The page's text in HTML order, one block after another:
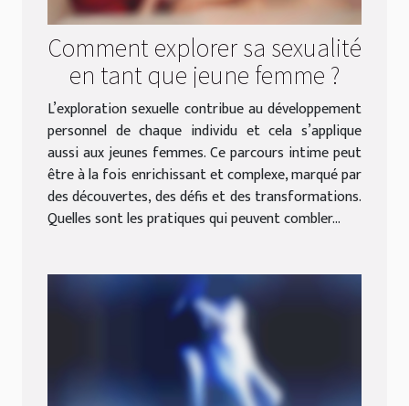
Comment explorer sa sexualité
en tant que jeune femme ?
L’exploration sexuelle contribue au développement
personnel de chaque individu et cela s’applique
aussi aux jeunes femmes. Ce parcours intime peut
être à la fois enrichissant et complexe, marqué par
des découvertes, des défis et des transformations.
Quelles sont les pratiques qui peuvent combler...